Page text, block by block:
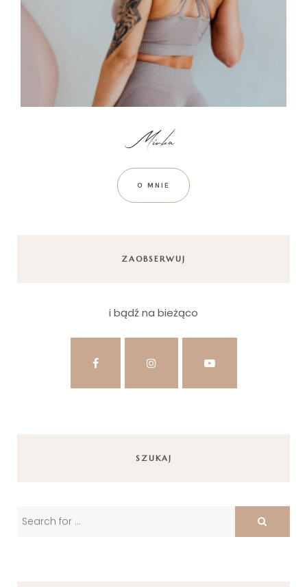
O MNIE
ZAOBSERWUJ
i bądź na bieżąco
SZUKAJ